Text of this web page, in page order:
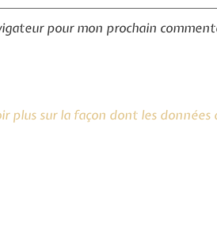
pour mon prochain
plus sur la façon dont les